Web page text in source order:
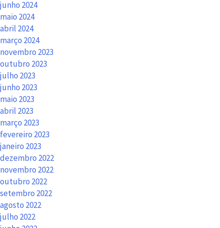
junho 2024
maio 2024
abril 2024
março 2024
novembro 2023
outubro 2023
julho 2023
junho 2023
maio 2023
abril 2023
março 2023
fevereiro 2023
janeiro 2023
dezembro 2022
novembro 2022
outubro 2022
setembro 2022
agosto 2022
julho 2022